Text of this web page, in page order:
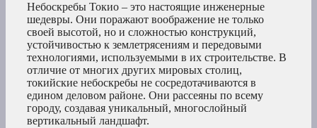
Небоскребы Токио – это настоящие инженерные
шедевры. Они поражают воображение не только
своей высотой, но и сложностью конструкций,
устойчивостью к землетрясениям и передовыми
технологиями, используемыми в их строительстве. В
отличие от многих других мировых столиц,
токийские небоскребы не сосредотачиваются в
едином деловом районе. Они рассеяны по всему
городу, создавая уникальный, многослойный
вертикальный ландшафт.